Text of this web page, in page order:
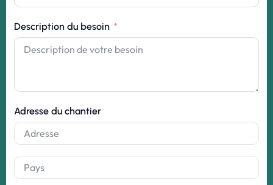
Description du besoin
Adresse du chantier